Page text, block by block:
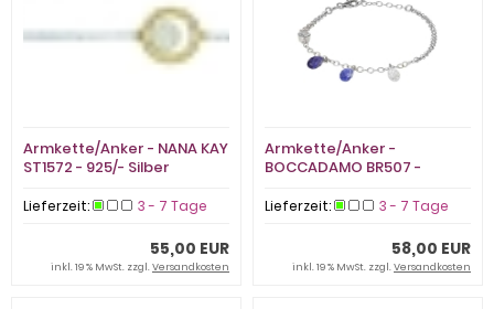
Armkette/Anker - NANA KAY
ST1572 - 925/- Silber
Lieferzeit: 3 - 7 Tage
55,00 EUR
inkl. 19 % MwSt. zzgl.Versandkosten
Armkette/Anker -
BOCCADAMO BR507 -
Swarovski
Lieferzeit: 3 - 7 Tage
58,00 EUR
inkl. 19 % MwSt. zzgl.Versandkosten